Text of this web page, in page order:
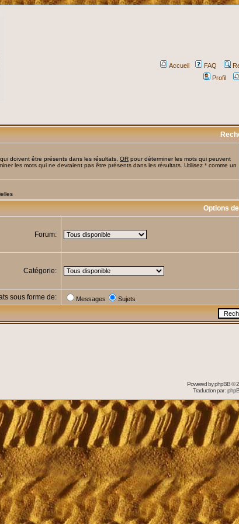
Accueil FAQ
Profil
doivent être présents dans les résultats, OR pour déterminer les mots qui peuvent
les mots qui ne devraient pas être présents dans les résultats. Utilisez * comme un
Options
Forum:
Catégorie:
sous forme de: Messages Sujets
Powered byphpBB©
Traduction par :